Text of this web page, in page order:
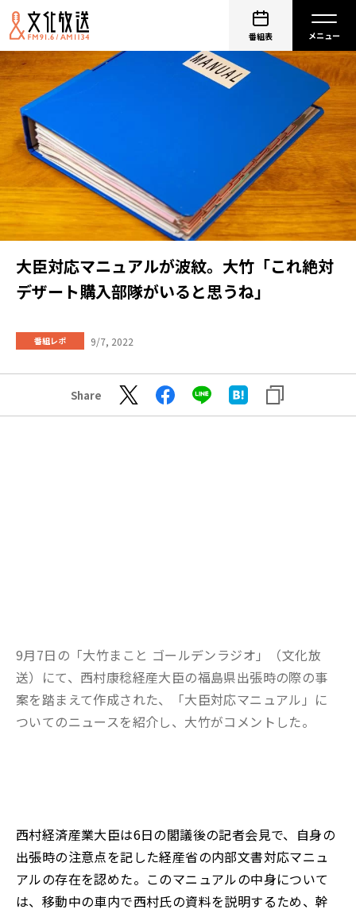
番組表
大臣対応マニュアルが波紋。大竹「これ絶対
デザート購入部隊がいると思うね」
番組レポ 9/7, 2022
Share
9月7日の「大竹まこと ゴールデンラジオ」（文化放
送）にて、西村康稔経産大臣の福島県出張時の際の事
案を踏まえて作成された、「大臣対応マニュアル」に
ついてのニュースを紹介し、大竹がコメントした。
西村経済産業大臣は6日の閣議後の記者会見で、自身の
出張時の注意点を記した経産省の内部文書対応マニュ
アルの存在を認めた。このマニュアルの中身について
は、移動中の車内で西村氏の資料を説明するため、幹